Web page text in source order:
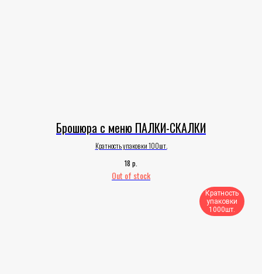
Брошюра с меню ПАЛКИ-СКАЛКИ
Кратность упаковки 100шт.
18 р.
Out of stock
Кратность
упаковки
1000шт.​